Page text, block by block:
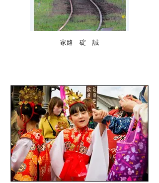
家路 碇 誠